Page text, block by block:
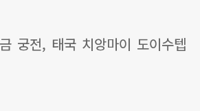
궁전, 태국 치앙마이 도이수텝